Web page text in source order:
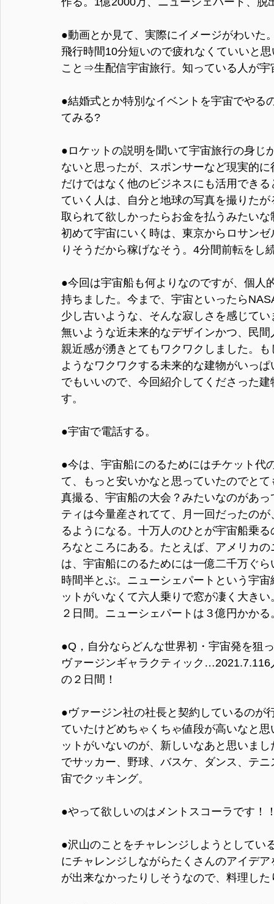
●動画とか見て、実際にイメージがわいた
飛行時間10分短いので疲れなくていいと
こと⇒生配信宇宙旅行。知っている人が
●結婚式とか特別なイベントを宇宙でやる
てみる?
●ロケットの説明を聞いて宇宙旅行の身じ
ないと思ったが、スポンサーなど現実的
だけではなく他のビジネスにも活用でき
ていく人は、自分と地球の写真を撮りた
取られて欲しかったらお金を払うみたい
初めて宇宙にいく時は、東京からロサン
りそうだから稼げなそう。4分間前転をし
●今回は宇宙船も何よりなのですが、個人
持ちました。今まで、宇宙といったら
少し古いような、そんな寂しさを感じて
無いような近未来的なデザインかつ、民
親近感が湧きとてもワクワクしました。
ようなワクワクする未来的な建物がいっ
でもいいので、今回紹介してくださった
す。
●宇宙で電話する。
●今は、宇宙船にのるためにはチケット代
て、もっと安いかなと思っていたのでと
真撮る、宇宙船の大会？みたいなのがあ
ティは今量産されてて、月一回だったの
るようになる。十万人のひとが宇宙船乗
ろなところにある。たとえば、アメリカ
は、宇宙船にのるためには一億二千万ぐ
時間半とぶ。ニューシェパートという宇
ットがいなくて六人乗りで窓が凄く大き
２日間。ニューシェパートは３億円かかる
●Q，自分ならどんな世界初・宇宙発を狙
ヴァージンギャラクティック
の２日間！
●ヴァージン社の社長と契約しているのが
ていたけどめちゃくちゃ値段が高いなと
ットがいないのが、新しいなあと思いま
でサッカー、野球、バスケ、ダンス、テ
宙でクッキング。
●やって欲しいのはメントスコーラです！
●沢山のことをチャレンジしようとしてい
にチャレンジしながらたくさんのアイデ
が出来なかったりしそうなので、料理し